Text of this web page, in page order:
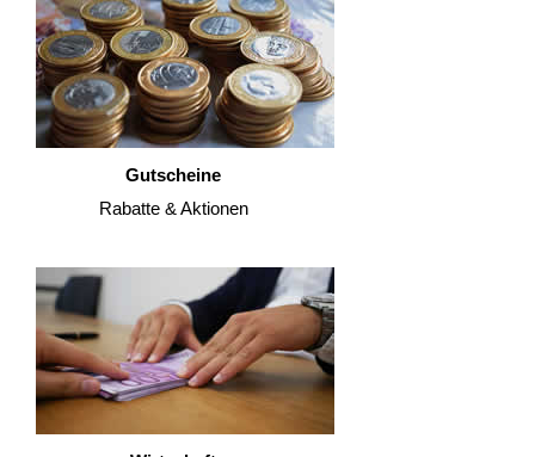
Gutscheine
Rabatte & Aktionen